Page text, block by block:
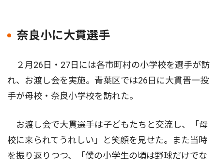
奈良小に大貫選手
２月26日・27日には各市町村の小学校を選手が訪
れ、お渡し会を実施。青葉区では26日に大貫晋一投
手が母校・奈良小学校を訪れた。
お渡し会で大貫選手は子どもたちと交流し、「母
校に来られてうれしい」と笑顔を見せた。また当時
を振り返りつつ、「僕の小学生の頃は野球だけでな